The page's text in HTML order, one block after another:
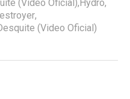
(Video Oficial),Hydro,
,
(Video Oficial)